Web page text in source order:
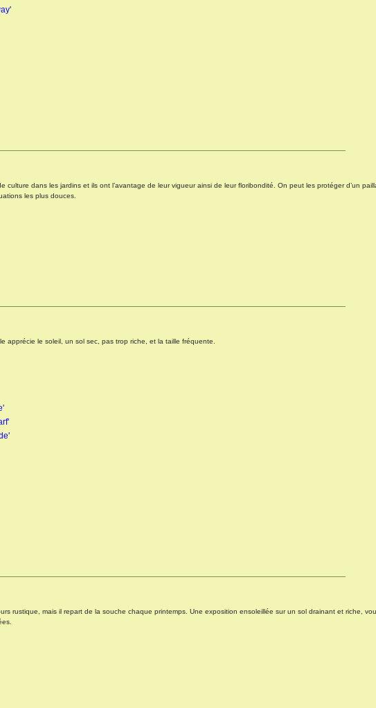
culture dans les jardins et ils ont l’avantage de leur vigueur ainsi de leur floribondité. On peut les protéger d’un
les plus douces.
apprécie le soleil, un sol sec, pas trop riche, et la taille fréquente.
rustique, mais il repart de la souche chaque printemps. Une exposition ensoleillée sur un sol drainant et riche,